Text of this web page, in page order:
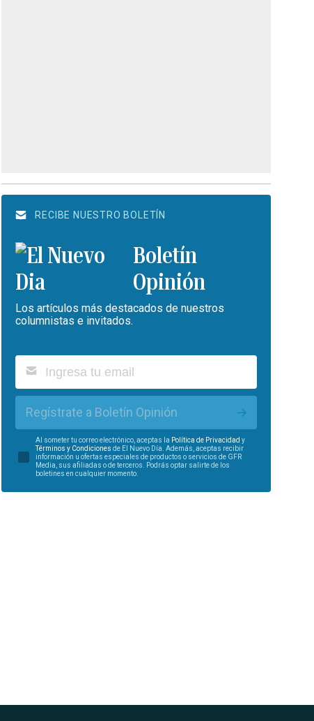
RECIBE NUESTRO BOLETÍN
Boletín
Opinión
Los artículos más destacados de nuestros
columnistas e invitados.
Regístrate a Boletín Opinión
Al someter tu correo electrónico, aceptas la Política de Privacidad y
Términos y Condiciones de El Nuevo Día. Además, aceptas recibir
información u ofertas especiales de productos o servicios de GFR
Media, sus afiliadas o de terceros. Podrás optar salirte de los
boletines en cualquier momento.